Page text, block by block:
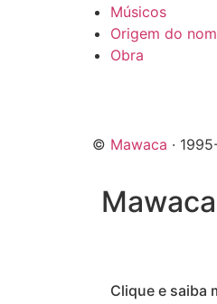
Músicos
Origem do
Obra
© Mawaca ·
Clique e saiba